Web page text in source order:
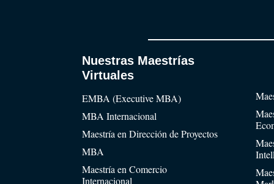
Nuestras Maestrías
Virtuales
EMBA (Executive MBA)
MBA Internacional
Maestría en Dirección de Proyectos
MBA
Maestría en Comercio
Internacional